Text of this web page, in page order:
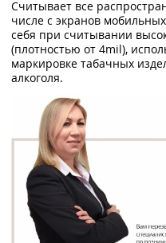
Считывает все
числе с экранов
себя при считывании
(плотностью от 4mil),
маркировке табачных
алкоголя.